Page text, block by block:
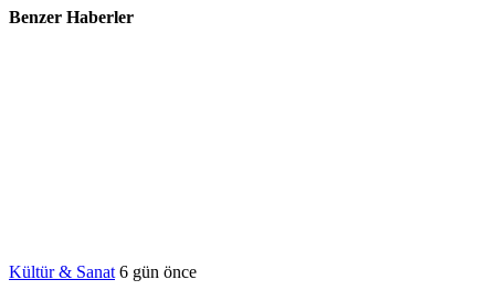
Benzer Haberler
Kültür & Sanat 6 gün önce